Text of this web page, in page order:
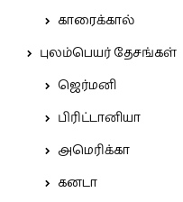
காரைக்கால்
புலம்பெயர் தேசங்கள்
ஜெர்மனி
பிரிட்டானியா
அமெரிக்கா
கனடா